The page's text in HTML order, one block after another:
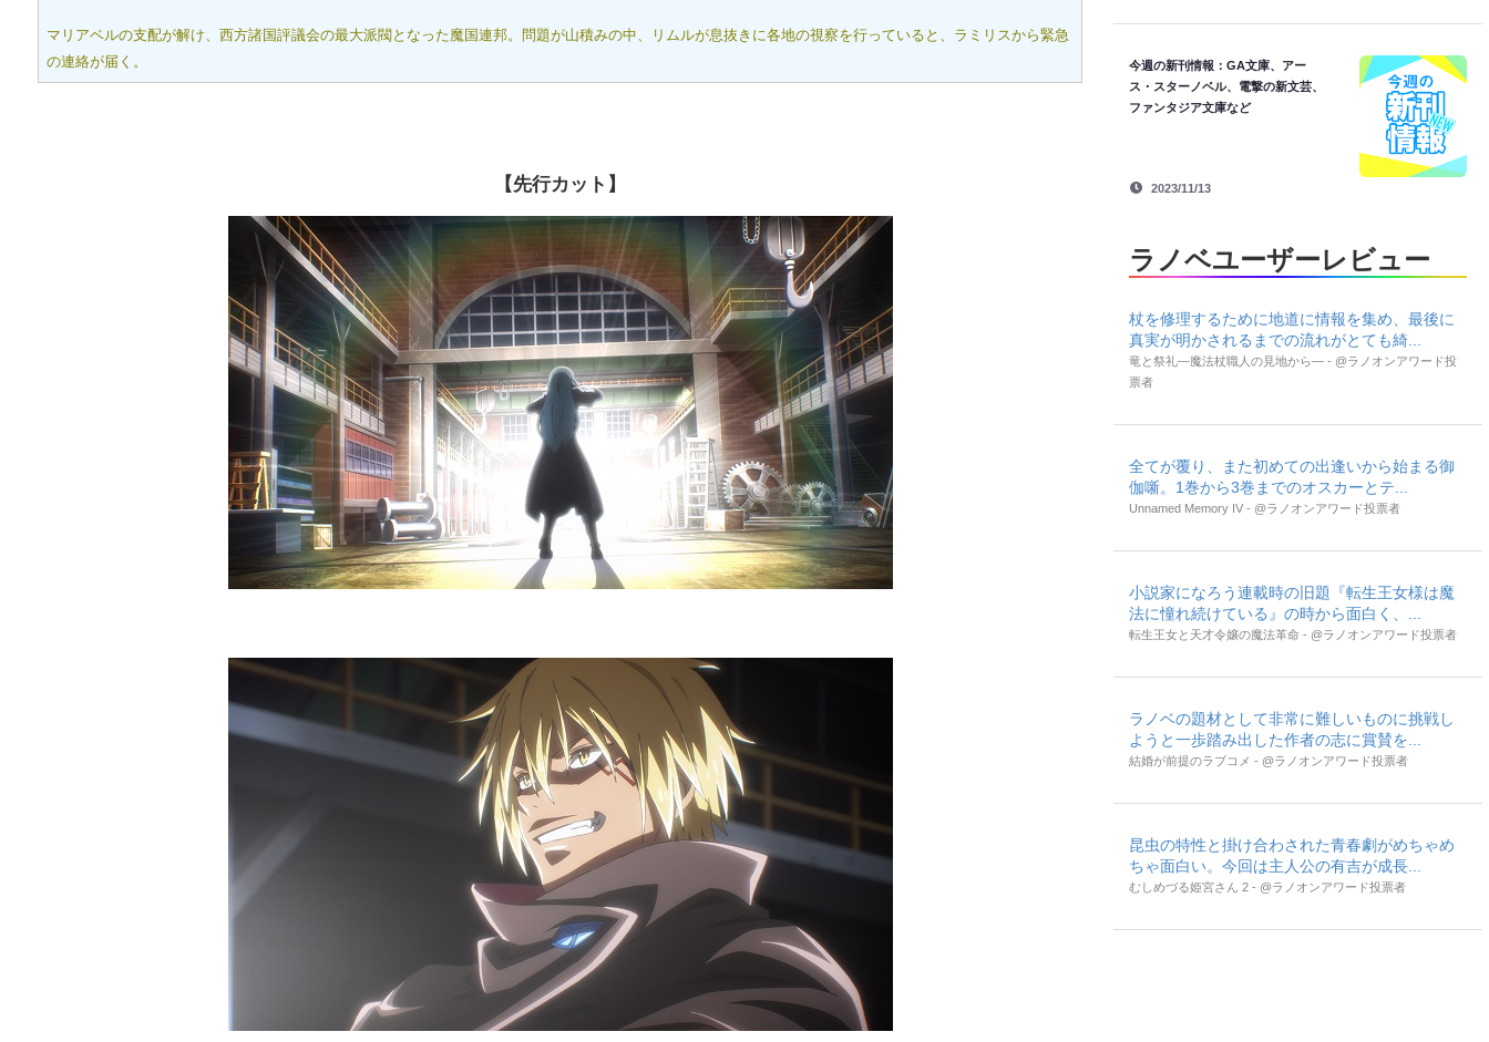
マリアベルの支配が解け、西方諸国評議会の最大派閥となった魔国連邦。問題が山積みの中、リムルが息抜きに各地の視察を行っていると、ラミリスから緊急
の連絡が届く。
【先行カット】
今週の新刊情報：GA文庫、アー
ス・スターノベル、電撃の新文芸、
ファンタジア文庫など
2023/11/13
ラノベユーザーレビュー
杖を修理するために地道に情報を集め、最後に
真実が明かされるまでの流れがとても綺...
竜と祭礼―魔法杖職人の見地から― - @ラノオンアワード投
票者
全てが覆り、また初めての出逢いから始まる御
伽噺。1巻から3巻までのオスカーとテ...
Unnamed Memory IV - @ラノオンアワード投票者
小説家になろう連載時の旧題『転生王女様は魔
法に憧れ続けている』の時から面白く、...
転生王女と天才令嬢の魔法革命 - @ラノオンアワード投票者
ラノベの題材として非常に難しいものに挑戦し
ようと一歩踏み出した作者の志に賞賛を...
結婚が前提のラブコメ - @ラノオンアワード投票者
昆虫の特性と掛け合わされた青春劇がめちゃめ
ちゃ面白い。今回は主人公の有吉が成長...
むしめづる姫宮さん 2 - @ラノオンアワード投票者